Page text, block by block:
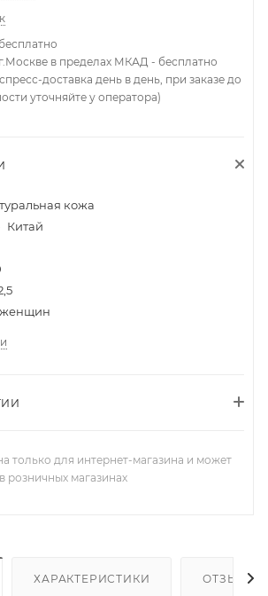
в пределах МКАД - бесплатно
доставка день в день, при заказе до
уточняйте у оператора)
кожа
Китай
только для интернет-магазина и может
розничных магазинах
ХАРАКТЕРИСТИКИ ОТЗЫВЫ